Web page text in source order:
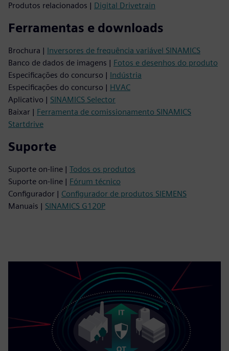
Produtos relacionados | Digital Drivetrain
Ferramentas e downloads
Brochura | Inversores de frequência variável SINAMICS
Banco de dados de imagens | Fotos e desenhos do produto
Especificações do concurso | Indústria
Especificações do concurso | HVAC
Aplicativo | SINAMICS Selector
Baixar | Ferramenta de comissionamento SINAMICS
Startdrive
Suporte
Suporte on-line | Todos os produtos
Suporte on-line | Fórum técnico
Configurador | Configurador de produtos SIEMENS
Manuais | SINAMICS G120P